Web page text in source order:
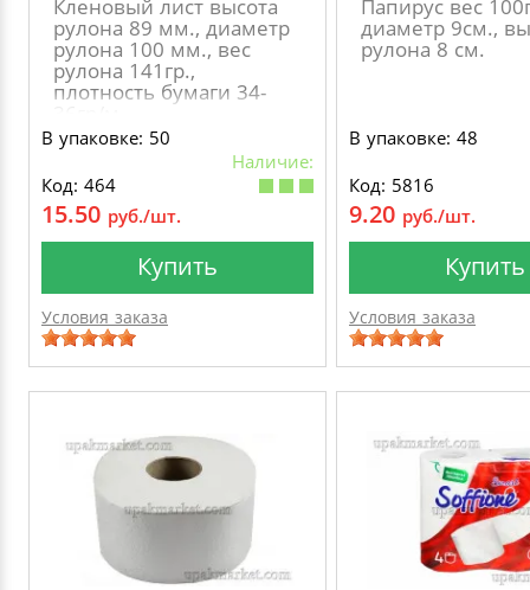
Кленовый лист высота
рулона 89 мм., диаметр
рулона 100 мм., вес
рулона 141гр.,
плотность бумаги 34-
В упаковке: 50
Наличие:
Код: 464
15.50 руб./шт.
Купить
Условия заказа
Папирус вес
диаметр 9см.,
рулона 8 см.
В упаковке: 48
Код: 5816
9.20 руб./шт.
Купить
Условия заказа